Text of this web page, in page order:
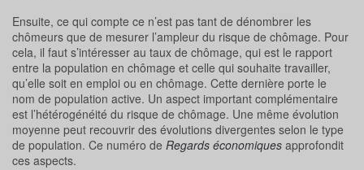
Ensuite, ce qui compte ce n’est pas tant de dénombrer les
chômeurs que de mesurer l’ampleur du risque de chômage. Pour
cela, il faut s’intéresser au taux de chômage, qui est le rapport
entre la population en chômage et celle qui souhaite travailler,
qu’elle soit en emploi ou en chômage. Cette dernière porte le
nom de population active. Un aspect important complémentaire
est l’hétérogénéité du risque de chômage. Une même évolution
moyenne peut recouvrir des évolutions divergentes selon le type
de population. Ce numéro de Regards économiques approfondit
ces aspects.